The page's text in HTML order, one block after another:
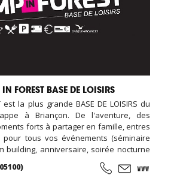
FOREST BASE DE LOISIRS
est la plus grande BASE DE LOISIRS du
à Briançon. De l'aventure, des
forts à partager en famille, entres
pour tous vos événements (séminaire
building, anniversaire, soirée nocturne
Ouverte toute l'année, de multiples
proposées : Accrobranche, Paintball,